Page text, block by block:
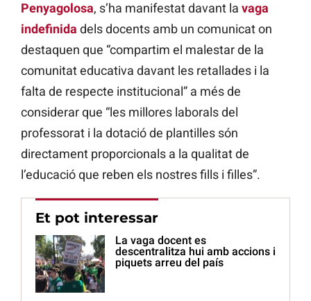
Penyagolosa, s’ha manifestat davant la vaga
indefinida dels docents amb un comunicat on
destaquen que “compartim el malestar de la
comunitat educativa davant les retallades i la
falta de respecte institucional” a més de
considerar que “les millores laborals del
professorat i la dotació de plantilles són
directament proporcionals a la qualitat de
l’educació que reben els nostres fills i filles”.
Et pot interessar
La vaga docent es
descentralitza hui amb accions i
piquets arreu del país